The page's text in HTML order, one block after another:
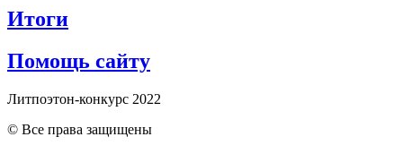
Итоги
Помощь сайту
Литпоэтон-конкурс 2022
© Все права защищены